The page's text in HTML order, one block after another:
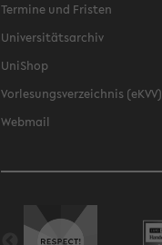
Termine und Fristen
Universitätsarchiv
UniShop
Vorlesungsverzeichnis (eKVV)
Webmail